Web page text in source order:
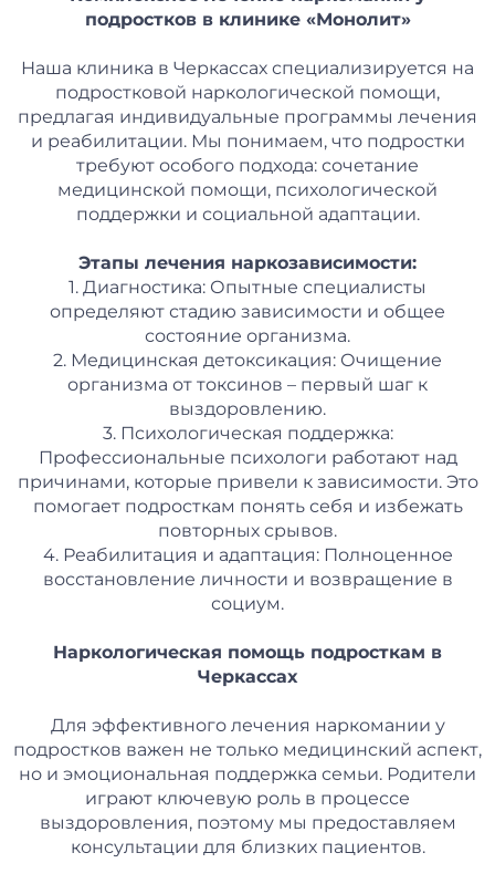
подростков в клинике «Монолит»
Наша клиника в Черкассах специализируется на
подростковой наркологической помощи,
предлагая индивидуальные программы лечения
и реабилитации. Мы понимаем, что подростки
требуют особого подхода: сочетание
медицинской помощи, психологической
поддержки и социальной адаптации.
Этапы лечения наркозависимости:
1. Диагностика: Опытные специалисты
определяют стадию зависимости и общее
состояние организма.
2. Медицинская детоксикация: Очищение
организма от токсинов – первый шаг к
выздоровлению.
3. Психологическая поддержка:
Профессиональные психологи работают над
причинами, которые привели к зависимости. Это
помогает подросткам понять себя и избежать
повторных срывов.
4. Реабилитация и адаптация: Полноценное
восстановление личности и возвращение в
социум.
Наркологическая помощь подросткам в
Черкассах
Для эффективного лечения наркомании у
подростков важен не только медицинский аспект,
но и эмоциональная поддержка семьи. Родители
играют ключевую роль в процессе
выздоровления, поэтому мы предоставляем
консультации для близких пациентов.